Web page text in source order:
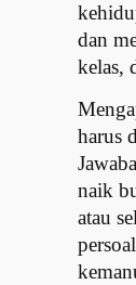
dan
kelas,
harus
naik
atau